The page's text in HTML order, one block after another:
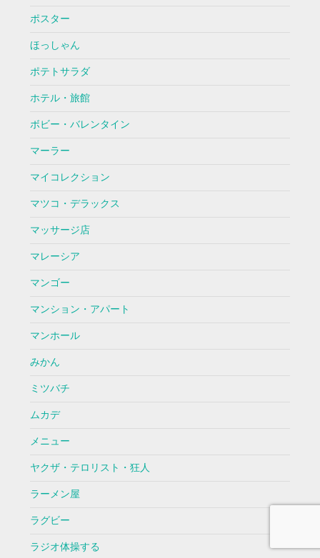
ポスター
ほっしゃん
ポテトサラダ
ホテル・旅館
ボビー・バレンタイン
マーラー
マイコレクション
マツコ・デラックス
マッサージ店
マレーシア
マンゴー
マンション・アパート
マンホール
みかん
ミツバチ
ムカデ
メニュー
ヤクザ・テロリスト・狂人
ラーメン屋
ラグビー
ラジオ体操する